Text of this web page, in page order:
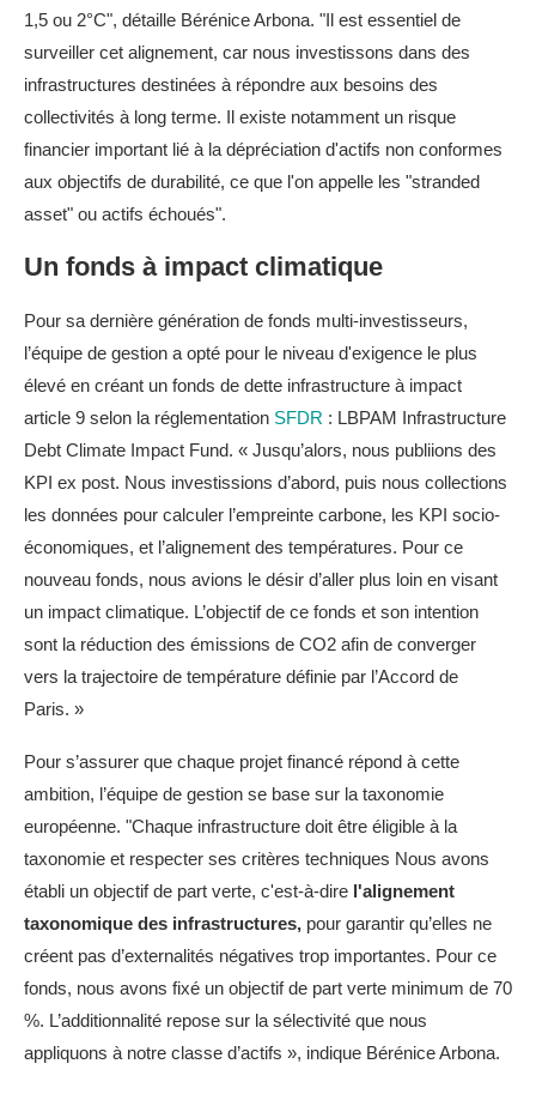
1,5 ou 2°C", détaille Bérénice Arbona. "Il est essentiel de
surveiller cet alignement, car nous investissons dans des
infrastructures destinées à répondre aux besoins des
collectivités à long terme. Il existe notamment un risque
financier important lié à la dépréciation d'actifs non conformes
aux objectifs de durabilité, ce que l'on appelle les "stranded
asset" ou actifs échoués".
Un fonds à impact climatique
Pour sa dernière génération de fonds multi-investisseurs,
l’équipe de gestion a opté pour le niveau d'exigence le plus
élevé en créant un fonds de dette infrastructure à impact
article 9 selon la réglementation SFDR : LBPAM Infrastructure
Debt Climate Impact Fund. « Jusqu’alors, nous publiions des
KPI ex post. Nous investissions d’abord, puis nous collections
les données pour calculer l’empreinte carbone, les KPI socio-
économiques, et l’alignement des températures. Pour ce
nouveau fonds, nous avions le désir d’aller plus loin en visant
un impact climatique. L’objectif de ce fonds et son intention
sont la réduction des émissions de CO2 afin de converger
vers la trajectoire de température définie par l’Accord de
Paris. »
Pour s’assurer que chaque projet financé répond à cette
ambition, l’équipe de gestion se base sur la taxonomie
européenne. "Chaque infrastructure doit être éligible à la
taxonomie et respecter ses critères techniques Nous avons
établi un objectif de part verte, c'est-à-dire l'alignement
taxonomique des infrastructures, pour garantir qu’elles ne
créent pas d’externalités négatives trop importantes. Pour ce
fonds, nous avons fixé un objectif de part verte minimum de 70
%. L’additionnalité repose sur la sélectivité que nous
appliquons à notre classe d’actifs », indique Bérénice Arbona.